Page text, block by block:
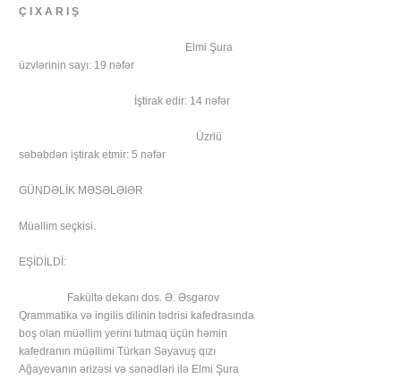
Ç I X A R I Ş
Elmi Şura
üzvlərinin sayı: 19 nəfər
İştirak edir: 14 nəfər
Üzrlü
səbəbdən iştirak etmir: 5 nəfər
GÜNDƏLİK MƏSƏLƏIƏR
Müəllim seçkisi.
EŞİDİLDİ:
Fakültə dekanı dos. Ə. Əsgərov
Qrammatika və ingilis dilinin tədrisi kafedrasında
boş olan müəllim yerini tutmaq üçün həmin
kafedranın müəllimi Türkan Səyavuş qızı
Ağayevanın ərizəsi və sənədləri ilə Elmi Şura